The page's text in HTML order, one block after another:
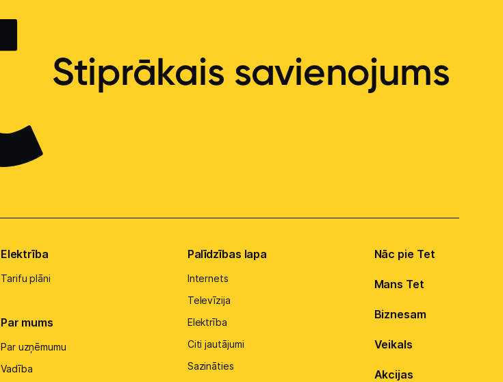
Stiprākais savienojums
Elektrība
Tarifu plāni
Par mums
Par uzņēmumu
Vadība
Palīdzības lapa
Internets
Televīzija
Elektrība
Citi jautājumi
Sazināties
Nāc pie Tet
Mans Tet
Biznesam
Veikals
Akcijas